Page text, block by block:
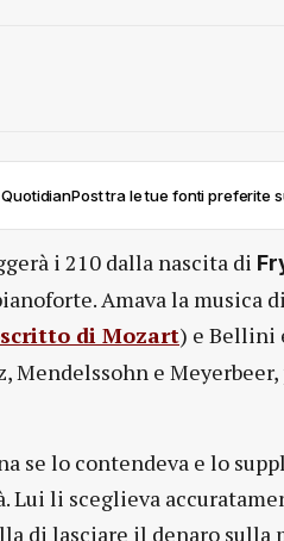
tra le tue fonti preferite
i 210 dalla nascita di
Amava la musica
di Mozart) e Bellini
Mendelssohn e
se lo contendeva e lo
Lui li sceglieva
di lasciare il denaro sulla